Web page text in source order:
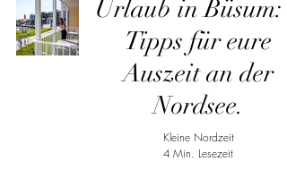
Urlaub in Büsum: 5
Tipps für eure
Auszeit an der
Nordsee.
Kleine Nordzeit
4 Min. Lesezeit